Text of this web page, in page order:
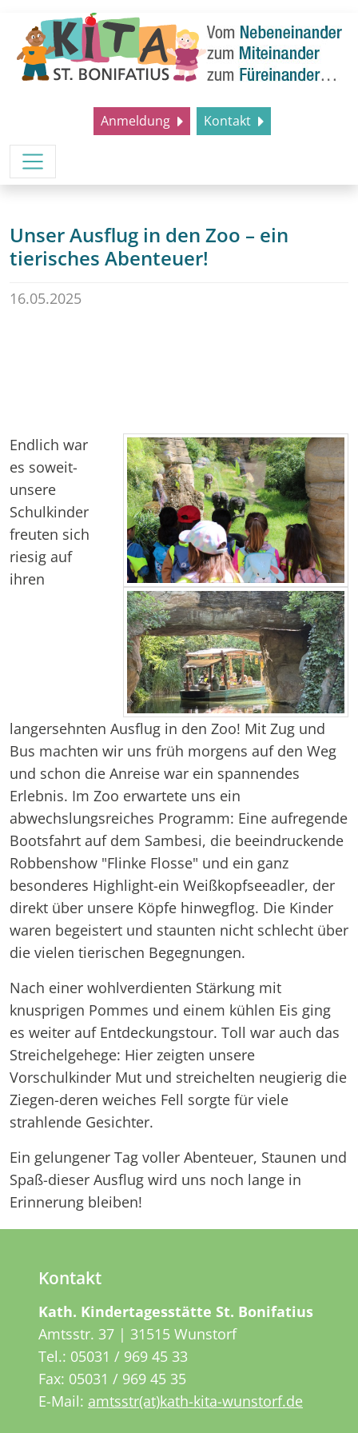
Anmeldung Kontakt
Unser Ausflug in den Zoo – ein
tierisches Abenteuer!
16.05.2025
Endlich war
es soweit-
unsere
Schulkinder
freuten sich
riesig auf
ihren
langersehnten Ausflug in den Zoo! Mit Zug und
Bus machten wir uns früh morgens auf den Weg
und schon die Anreise war ein spannendes
Erlebnis. Im Zoo erwartete uns ein
abwechslungsreiches Programm: Eine aufregende
Bootsfahrt auf dem Sambesi, die beeindruckende
Robbenshow "Flinke Flosse" und ein ganz
besonderes Highlight-ein Weißkopfseeadler, der
direkt über unsere Köpfe hinwegflog. Die Kinder
waren begeistert und staunten nicht schlecht über
die vielen tierischen Begegnungen.
Nach einer wohlverdienten Stärkung mit
knusprigen Pommes und einem kühlen Eis ging
es weiter auf Entdeckungstour. Toll war auch das
Streichelgehege: Hier zeigten unsere
Vorschulkinder Mut und streichelten neugierig die
Ziegen-deren weiches Fell sorgte für viele
strahlende Gesichter.
Ein gelungener Tag voller Abenteuer, Staunen und
Spaß-dieser Ausflug wird uns noch lange in
Erinnerung bleiben!
Kontakt
Kath. Kindertagesstätte St. Bonifatius
Amtsstr. 37 | 31515 Wunstorf
Tel.: 05031 / 969 45 33
Fax: 05031 / 969 45 35
E-Mail: amtsstr(at)kath-kita-wunstorf.de